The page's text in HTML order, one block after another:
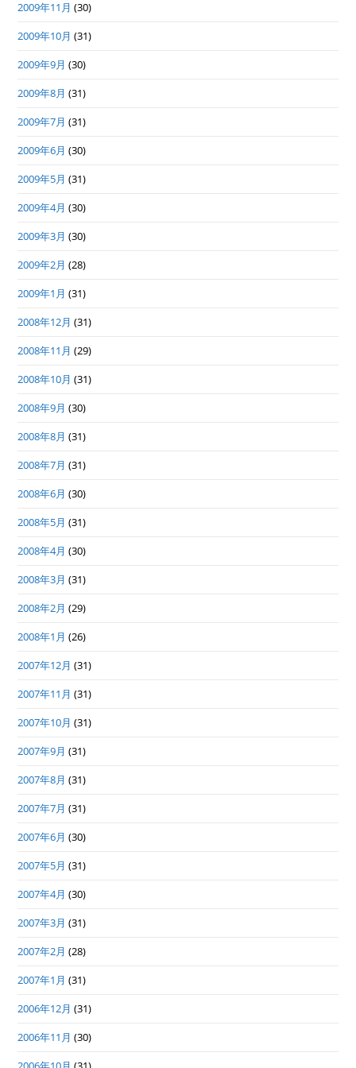
2009年11月 (30)
2009年10月 (31)
2009年9月 (30)
2009年8月 (31)
2009年7月 (31)
2009年6月 (30)
2009年5月 (31)
2009年4月 (30)
2009年3月 (30)
2009年2月 (28)
2009年1月 (31)
2008年12月 (31)
2008年11月 (29)
2008年10月 (31)
2008年9月 (30)
2008年8月 (31)
2008年7月 (31)
2008年6月 (30)
2008年5月 (31)
2008年4月 (30)
2008年3月 (31)
2008年2月 (29)
2008年1月 (26)
2007年12月 (31)
2007年11月 (31)
2007年10月 (31)
2007年9月 (31)
2007年8月 (31)
2007年7月 (31)
2007年6月 (30)
2007年5月 (31)
2007年4月 (30)
2007年3月 (31)
2007年2月 (28)
2007年1月 (31)
2006年12月 (31)
2006年11月 (30)